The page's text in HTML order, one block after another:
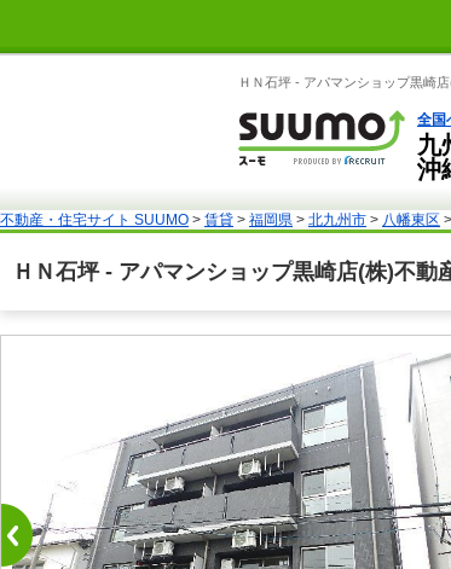
ＨＮ石坪 - アパマンショップ黒崎
全国
九
沖
不動産・住宅サイト SUUMO > 賃貸 > 福岡県 > 北九州市 > 八幡東区 >
ＨＮ石坪 - アパマンショップ黒崎店(株)不